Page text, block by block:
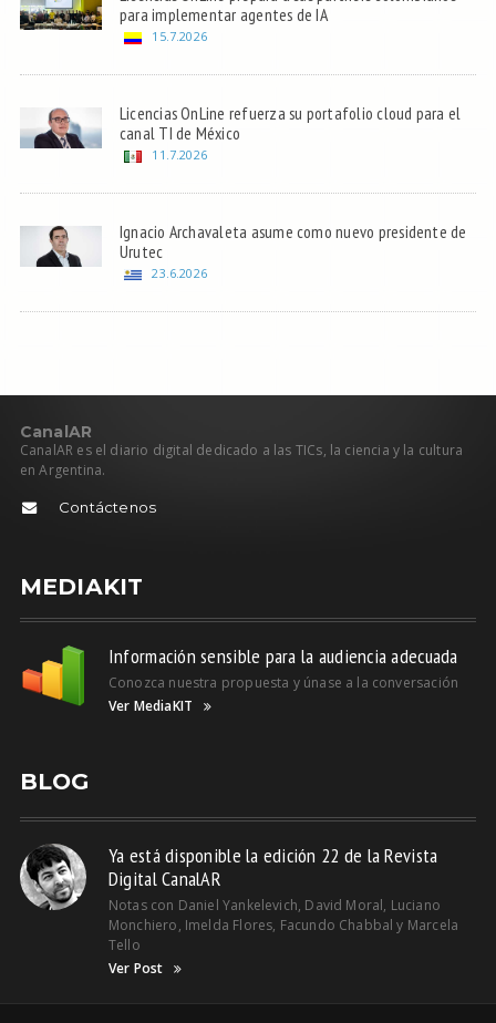
para implementar agentes de IA
15.7.2026
Licencias OnLine refuerza su portafolio cloud para el
canal TI de México
11.7.2026
Ignacio Archavaleta asume como nuevo presidente de
Urutec
23.6.2026
CanalAR
CanalAR es el diario digital dedicado a las TICs, la ciencia y la cultura
en Argentina.
Contáctenos
MEDIAKIT
Información sensible para la audiencia adecuada
Conozca nuestra propuesta y únase a la conversación
Ver MediaKIT
BLOG
Ya está disponible la edición 22 de la Revista
Digital CanalAR
Notas con Daniel Yankelevich, David Moral, Luciano
Monchiero, Imelda Flores, Facundo Chabbal y Marcela
Tello
Ver Post